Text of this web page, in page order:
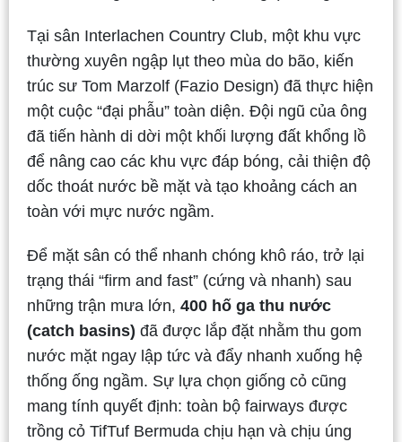
Tại sân Interlachen Country Club, một khu vực
thường xuyên ngập lụt theo mùa do bão, kiến
trúc sư Tom Marzolf (Fazio Design) đã thực hiện
một cuộc “đại phẫu” toàn diện. Đội ngũ của ông
đã tiến hành di dời một khối lượng đất khổng lồ
để nâng cao các khu vực đáp bóng, cải thiện độ
dốc thoát nước bề mặt và tạo khoảng cách an
toàn với mực nước ngầm.
Để mặt sân có thể nhanh chóng khô ráo, trở lại
trạng thái “firm and fast” (cứng và nhanh) sau
những trận mưa lớn, 400 hố ga thu nước
(catch basins) đã được lắp đặt nhằm thu gom
nước mặt ngay lập tức và đẩy nhanh xuống hệ
thống ống ngầm. Sự lựa chọn giống cỏ cũng
mang tính quyết định: toàn bộ fairways được
trồng cỏ TifTuf Bermuda chịu hạn và chịu úng